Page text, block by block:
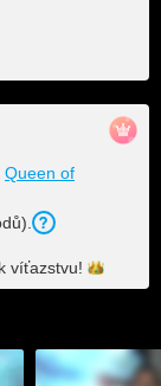
Queen of
víťazstvu!